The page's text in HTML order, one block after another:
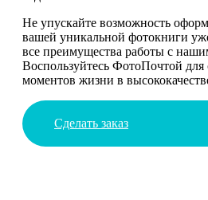
Не упускайте возможность
вашей уникальной фотокниги
все преимущества работы с
Воспользуйтесь ФотоПочтой
моментов жизни в
Сделать заказ